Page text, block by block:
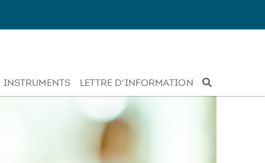
INSTRUMENTS LETTRE D'INFORMATION